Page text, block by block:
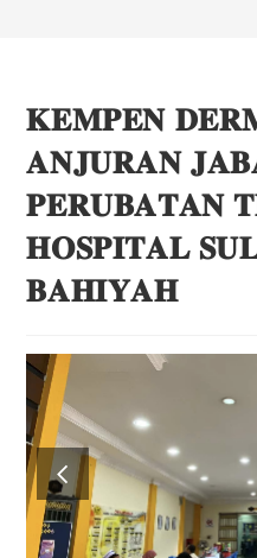
𝐊𝐄𝐌𝐏𝐄𝐍
𝐀𝐍𝐉𝐔𝐑𝐀𝐍
𝐏𝐄𝐑𝐔𝐁𝐀𝐓𝐀𝐍
𝐇𝐎𝐒𝐏𝐈𝐓𝐀𝐋
𝐁𝐀𝐇𝐈𝐘𝐀𝐇